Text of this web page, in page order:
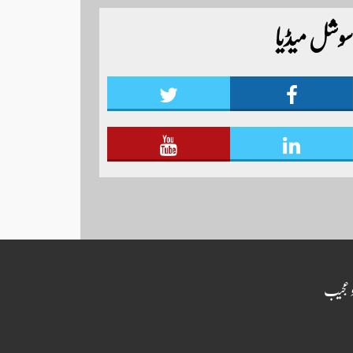
ٹائیگر اسپورٹس کلب کے زیر اہتمام منعقدہ کیا جا رہا
ہے۔ سجاد حسین نمائندہ شگر مزید اپڈیٹس دیکھنےسوشل میڈیا